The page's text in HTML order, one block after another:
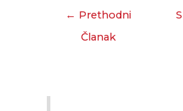
← Prethodni
Članak